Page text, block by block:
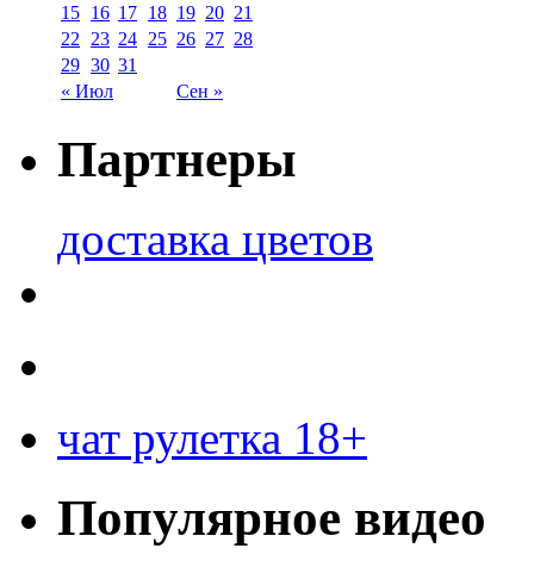
« Июл Сен »
15 16 17 18 19 20 21
22
23 24 25 26 27 28
29 30 31
Партнеры
доставка цветов
чат рулетка 18+
Популярное видео